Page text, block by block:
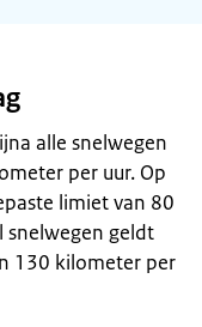
alle snelwegen
per uur. Op
limiet van 80
snelwegen geldt
130 kilometer per